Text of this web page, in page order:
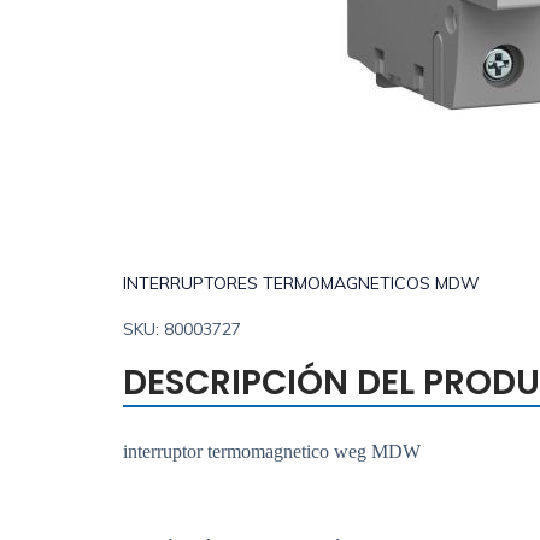
INTERRUPTORES TERMOMAGNETICOS MDW
SKU: 80003727
DESCRIPCIÓN DEL
interruptor termomagnetico weg MDW